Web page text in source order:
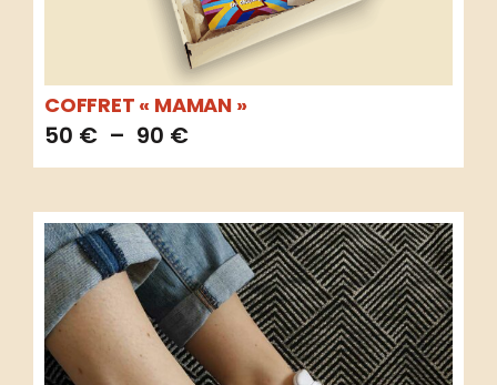
COFFRET « MAMAN »
50 € – 90 €